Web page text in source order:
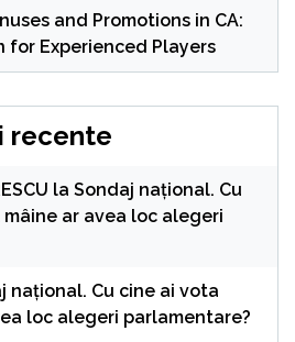
and Promotions in CA:
for Experienced Players
recente
la Sondaj național. Cu
ar avea loc alegeri
național. Cu cine ai vota
loc alegeri parlamentare?